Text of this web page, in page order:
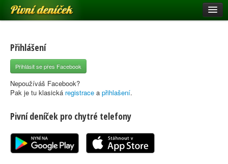
Pivní deníček
Pivní mapa
Pivní značky
Nápověda
Registrace
Přihlášení
Přihlásit se přes Facebook
Nepoužíváš Facebook?
Pak je tu klasická registrace a přihlašení.
Pivní deníček pro chytré telefony